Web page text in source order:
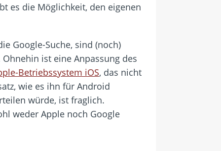
es die Möglichkeit, den eigenen
Google-Suche, sind (noch)
ist eine Anpassung des
Betriebssystem iOS, das nicht
wie es ihn für Android
würde, ist fraglich.
weder Apple noch Google